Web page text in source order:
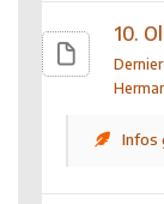
10.
Infos